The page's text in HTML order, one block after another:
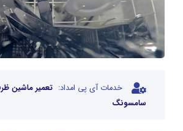
خدمات آی پی امداد: تعمیر ماشین
سامسونگ